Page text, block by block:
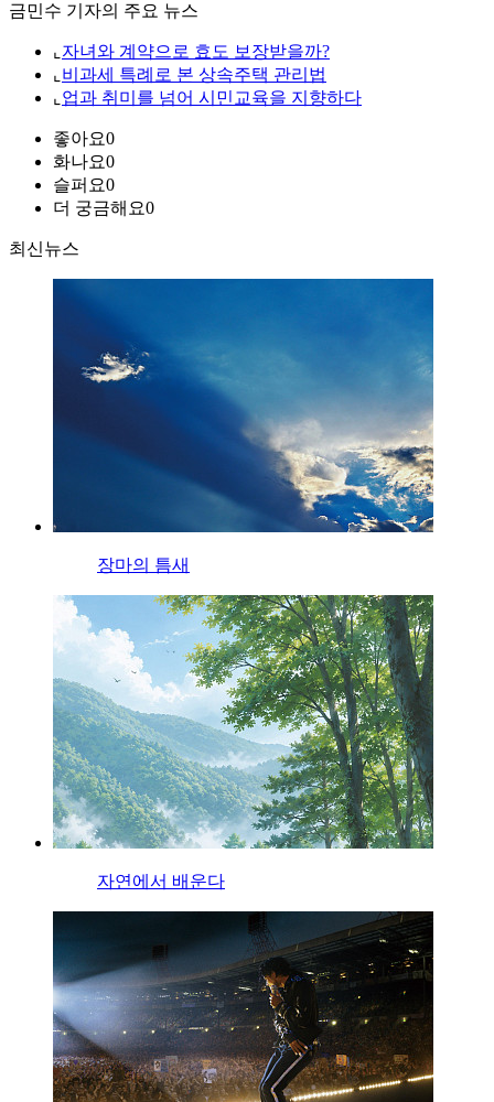
금민수 기자의 주요 뉴스
⌞ 자녀와 계약으로 효도 보장받을까?
⌞ 비과세 특례로 본 상속주택 관리법
⌞ 업과 취미를 넘어 시민교육을 지향하다
좋아요0
화나요0
슬퍼요0
더 궁금해요0
최신뉴스
장마의 틈새
자연에서 배운다